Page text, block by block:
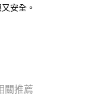
你分期系統評分，恕無
月結算日後寄送繳費提
結，可透過四大超商／
完成。
安全。
關推薦